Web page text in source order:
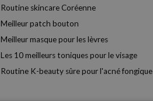
Routine skincare Coréenne
Meilleur patch bouton
Meilleur masque pour les lèvres
Les 10 meilleurs toniques pour le visage
Routine K-beauty sûre pour l'acné fongique